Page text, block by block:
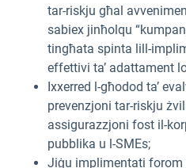
tar-riskju għal
sabiex jinħolqu
tingħata spinta lill-
effettivi ta’ adattament
Ixxerred l-għodod ta’
prevenzjoni tar-riskju
assigurazzjoni fost il-
pubblika u l-SMEs;
Jiġu implimentati forom